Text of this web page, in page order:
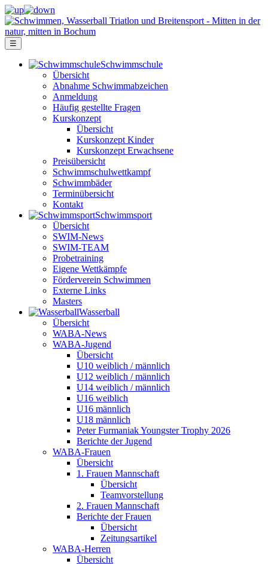
☰
Schwimm­schule
Übersicht
Ab­nah­me Schwimm­ab­zei­chen
Anmeldung
Häufig gestellte Fragen
Kurs­konzept
Übersicht
Kurskonzept Kinder
Kurskonzept Erwachsene
Preis­über­sicht
Schwimm­schul­wett­kampf
Schwimm­bäder
Terminübersicht
Kontakt
Schwimm­sport
Übersicht
SWIM-News
SWIM-TEAM
Probe­training
Eigene Wettkämpfe
Förderverein Schwimmen
Externe Links
Masters
Wasser­ball
Übersicht
WABA-News
WABA-Jugend
Übersicht
U10 weiblich / männlich
U12 weiblich / männlich
U14 weiblich / männlich
U16 weiblich
U16 männlich
U18 männlich
Peter Furmaniak Youngster Trophy 2026
Berichte der Jugend
WABA-Frauen
Übersicht
1. Frauen Mannschaft
Übersicht
Teamvorstellung
2. Frauen Mannschaft
Berichte der Frauen
Übersicht
Zeitungsartikel
WABA-Herren
Übersicht